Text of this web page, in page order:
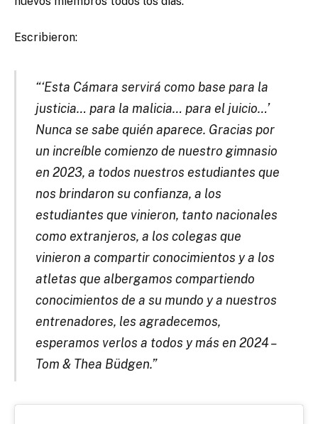
Escribieron:
“‘Esta Cámara servirá como base para la
justicia… para la malicia… para el juicio…’
Nunca se sabe quién aparece. Gracias por
un increíble comienzo de nuestro gimnasio
en 2023, a todos nuestros estudiantes que
nos brindaron su confianza, a los
estudiantes que vinieron, tanto nacionales
como extranjeros, a los colegas que
vinieron a compartir conocimientos y a los
atletas que albergamos compartiendo
conocimientos de a su mundo y a nuestros
entrenadores, les agradecemos,
esperamos verlos a todos y más en 2024 –
Tom & Thea Büdgen.”